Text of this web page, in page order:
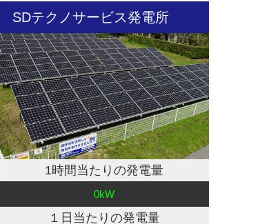
SDテクノサービス発電所
1時間当たりの発電量
0kW
１日当たりの発電量